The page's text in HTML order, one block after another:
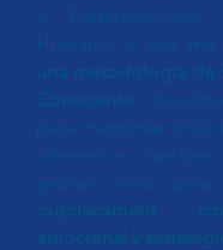
y
Humano, lo que me
una metodología de
Consciente
para mentorías
ofrecemos
grupal, ideal para
outplacement
emocional y